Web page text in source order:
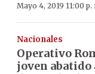
Mayo 4, 2019 11:00 p.
Nacionales
Operativo
joven abatido